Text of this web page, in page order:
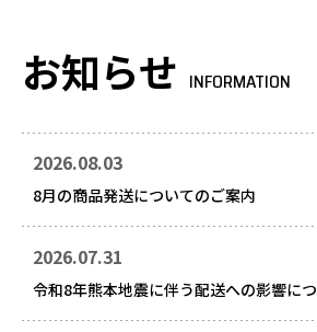
お知らせ INFORMATION
2026.08.03
8月の商品発送についてのご案内
2026.07.31
令和8年熊本地震に伴う配送への影響に